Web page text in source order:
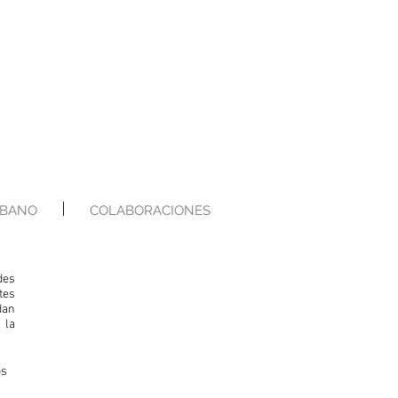
COLABORACIONES
la